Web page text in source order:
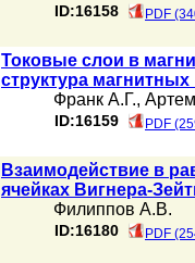
ID:16158 PDF
Токовые слои в
структура
Франк А.Г.,
ID:16159 PDF
Взаимодействие в
ячейках Вигнера-
Филиппов А.В.
ID:16180 PDF